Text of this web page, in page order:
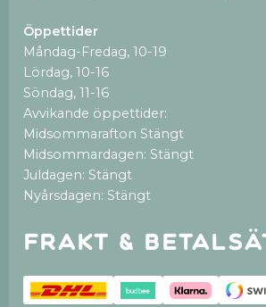
Öppettider
Måndag-Fredag, 10-19
Lördag, 10-16
Söndag, 11-16
Avvikande öppettider:
Midsommarafton Stängt
Midsommardagen: Stängt
Juldagen: Stängt
Nyårsdagen: Stängt
Frakt &